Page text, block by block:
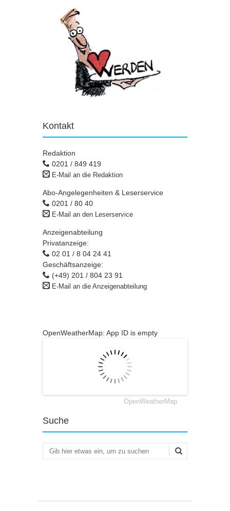
Kontakt
Redaktion
0201 / 849 419
E-Mail an die Redaktion
Abo-Angelegenheiten & Leserservice
0201 / 80 40
E-Mail an den Leserservice
Anzeigenabteilung
Privatanzeige:
02 01 / 8 04 24 41
Geschäftsanzeige:
(+49) 201 / 804 23 91
E-Mail an die Anzeigenabteilung
OpenWeatherMap: App ID is empty
OpenWeatherMap
Suche
Suchen